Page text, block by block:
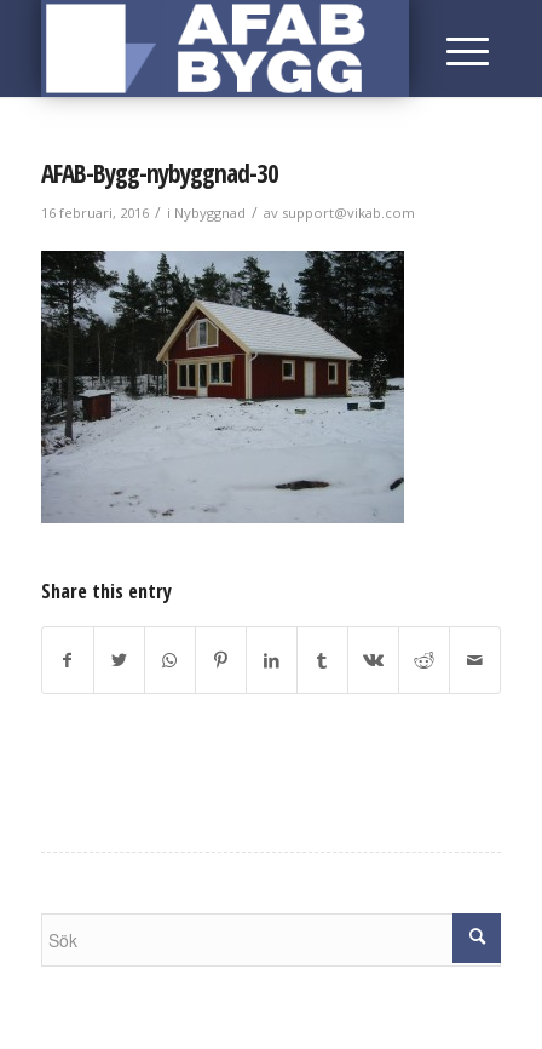
AFAB-Bygg-nybyggnad-30
16 februari, 2016 / i Nybyggnad / av support@vikab.com
Share this entry